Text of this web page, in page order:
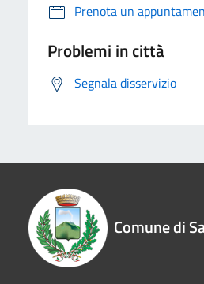
Prenota un
Problemi in città
Segnala disservizio
Comune di